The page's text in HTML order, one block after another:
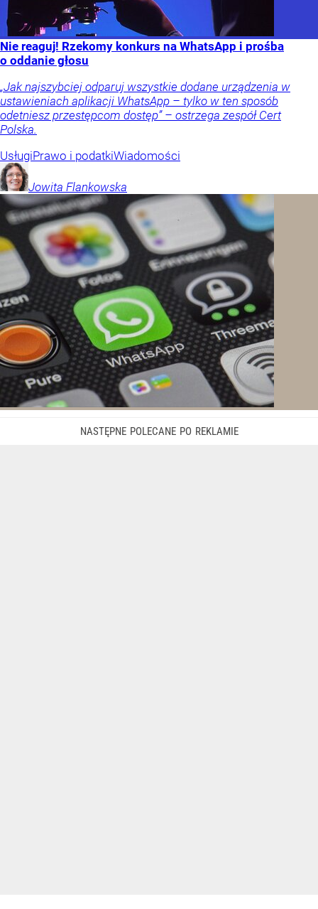
Nie reaguj! Rzekomy konkurs na WhatsApp i prośba
o oddanie głosu
„Jak najszybciej odparuj wszystkie dodane urządzenia w
ustawieniach aplikacji WhatsApp – tylko w ten sposób
odetniesz przestępcom dostęp” – ostrzega zespół Cert
Polska.
UsługiPrawo i podatkiWiadomości
Jowita Flankowska